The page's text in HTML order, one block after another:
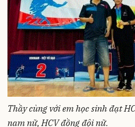
Thầy cùng với em học sinh đạt
nam nữ, HCV đồng đội nữ.